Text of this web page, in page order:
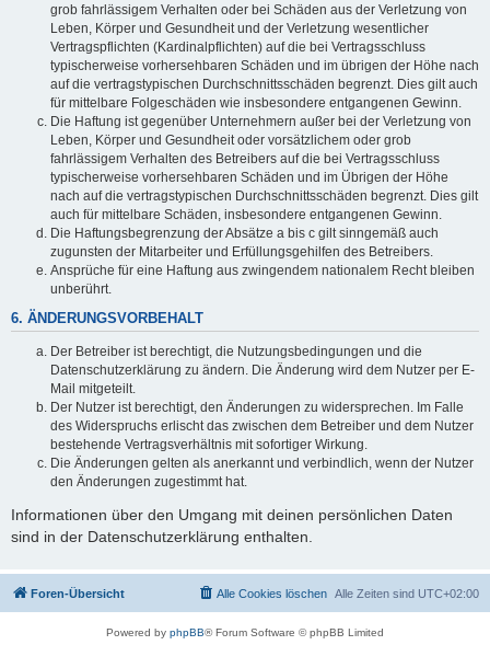
grob fahrlässigem Verhalten oder bei Schäden aus der Verletzung von
Leben, Körper und Gesundheit und der Verletzung wesentlicher
Vertragspflichten (Kardinalpflichten) auf die bei Vertragsschluss
typischerweise vorhersehbaren Schäden und im übrigen der Höhe nach
auf die vertragstypischen Durchschnittsschäden begrenzt. Dies gilt auch
für mittelbare Folgeschäden wie insbesondere entgangenen Gewinn.
Die Haftung ist gegenüber Unternehmern außer bei der Verletzung von
Leben, Körper und Gesundheit oder vorsätzlichem oder grob
fahrlässigem Verhalten des Betreibers auf die bei Vertragsschluss
typischerweise vorhersehbaren Schäden und im Übrigen der Höhe
nach auf die vertragstypischen Durchschnittsschäden begrenzt. Dies gilt
auch für mittelbare Schäden, insbesondere entgangenen Gewinn.
Die Haftungsbegrenzung der Absätze a bis c gilt sinngemäß auch
zugunsten der Mitarbeiter und Erfüllungsgehilfen des Betreibers.
Ansprüche für eine Haftung aus zwingendem nationalem Recht bleiben
unberührt.
6. ÄNDERUNGSVORBEHALT
Der Betreiber ist berechtigt, die Nutzungsbedingungen und die
Datenschutzerklärung zu ändern. Die Änderung wird dem Nutzer per E-
Mail mitgeteilt.
Der Nutzer ist berechtigt, den Änderungen zu widersprechen. Im Falle
des Widerspruchs erlischt das zwischen dem Betreiber und dem Nutzer
bestehende Vertragsverhältnis mit sofortiger Wirkung.
Die Änderungen gelten als anerkannt und verbindlich, wenn der Nutzer
den Änderungen zugestimmt hat.
Informationen über den Umgang mit deinen persönlichen Daten
sind in der Datenschutzerklärung enthalten.
Foren-Übersicht Alle Zeiten sind UTC+02:00
Alle Cookies löschen
Powered by phpBB® Forum Software © phpBB Limited